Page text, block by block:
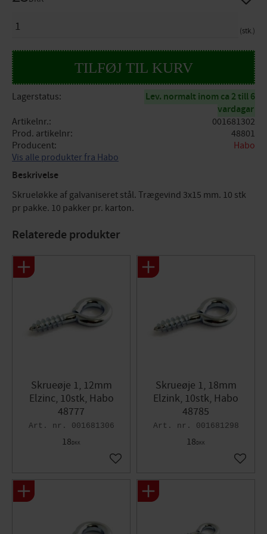
stk.
Lagerstatus
Lev. normalt inom ca 2 till 6
vardagar
Artikelnr.
001681302
Prod. artikelnr
48801
Producent
Habo
Vis alle produkter fra Habo
Beskrivelse
Skrueløkke af galvaniseret stål. Trægevind 3x15 mm. 10 stk
pr pakke. 10 pakker pr. karton.
Relaterede produkter
Skrueøje 1, 12mm
Elzinc, 10stk, Habo
48777
001681306
18DKK
Gem som favorit
Skrueøje 1, 18mm
Elzink, 10stk, Habo
48785
001681298
18DKK
Gem